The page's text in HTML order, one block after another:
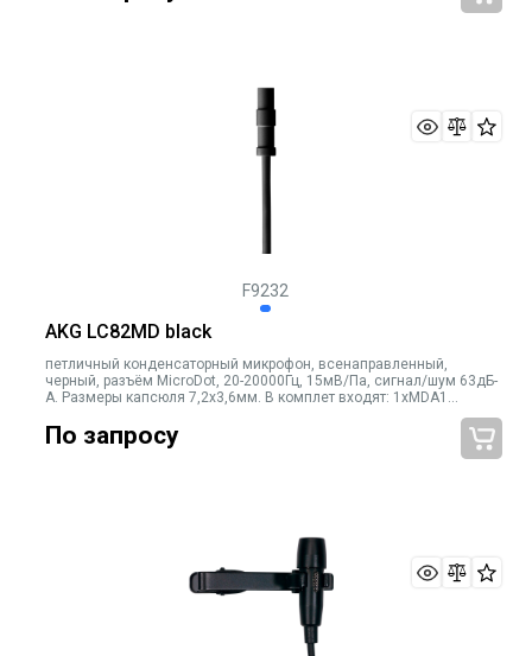
F9232
AKG LC82MD black
петличный конденсаторный микрофон, всенаправленный,
черный, разъём MicroDot, 20-20000Гц, 15мВ/Па, сигнал/шум 63дБ-
А. Размеры капсюля 7,2x3,6мм. В комплет входят: 1xMDA1
3xW82 п
По запросу